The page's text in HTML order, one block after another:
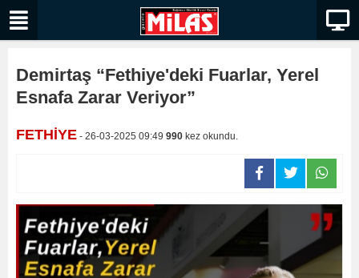
Demirtaş “Fethiye'deki Fuarlar, Yerel
Esnafa Zarar Veriyor”
FETHİYE - 26-03-2025 09:49 990 kez okundu.